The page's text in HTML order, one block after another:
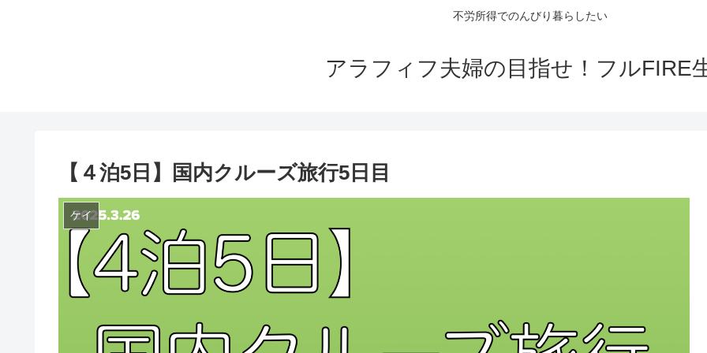
不労所得でのんびり暮らしたい
アラフィフ夫婦の目指せ！フルFIRE
【４泊5日】国内クルーズ旅行5日目
ケイ